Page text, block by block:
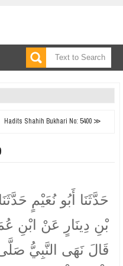
Hadits Shahih Bukhari No: 5400 ≫
حَدَّثَنَا أَبُو نُعَيْمٍ
بْنِ دِينَارٍ عَنْ ابْنِ
قَالَ نَهَى النَّبِيُّ